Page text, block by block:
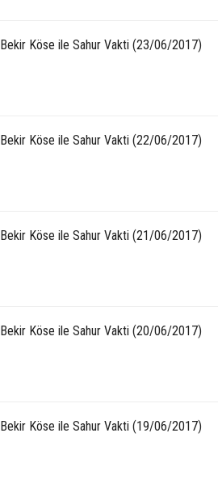
Bekir Köse ile Sahur Vakti (23/06/2017)
Bekir Köse ile Sahur Vakti (22/06/2017)
Bekir Köse ile Sahur Vakti (21/06/2017)
Bekir Köse ile Sahur Vakti (20/06/2017)
Bekir Köse ile Sahur Vakti (19/06/2017)